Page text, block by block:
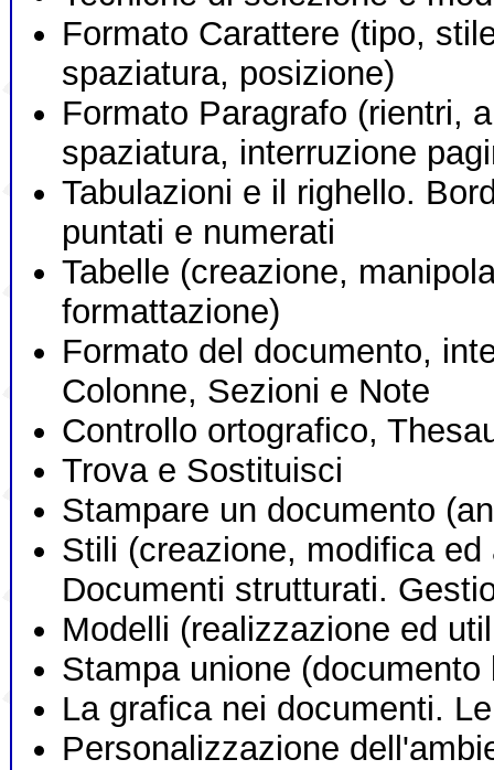
Formato Carattere (tipo,
spaziatura, posizione)
Formato Paragrafo (rientri,
spaziatura, interruzione
Tabulazioni e il righello.
puntati e numerati
Tabelle (creazione,
formattazione)
Formato del documento,
Colonne, Sezioni e Note
Controllo ortografico,
Trova e Sostituisci
Stampare un documento
Stili (creazione, modifica ed
Documenti strutturati.
Modelli (realizzazione ed
Stampa unione (documento
La grafica nei documenti.
Personalizzazione